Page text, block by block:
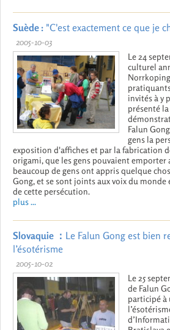
Suède : "C'est exactement ce que je
2005-10-03
Le 24
culturel
invités à y
présenté
Falun
gens la
exposition d'affiches et par la fabrication
origami, que les gens pouvaient emporter
beaucoup de gens ont appris quelque
Gong, et se sont joints aux voix du
de cette persécution.
plus ...
Slovaquie ： Le Falun Gong est bien
l’ésotérisme
2005-10-02
Le 25
de Falun
participé à